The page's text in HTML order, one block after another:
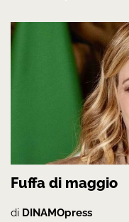
Fuffa di maggio
di DINAMOpress